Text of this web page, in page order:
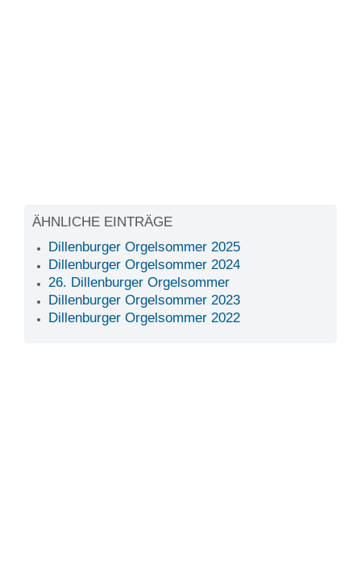
ÄHNLICHE EINTRÄGE
Dillenburger Orgelsommer 2025
Dillenburger Orgelsommer 2024
26. Dillenburger Orgelsommer
Dillenburger Orgelsommer 2023
Dillenburger Orgelsommer 2022